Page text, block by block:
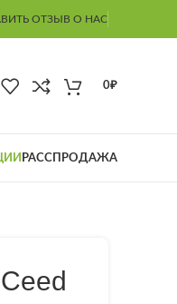
ОТЗЫВ О НАС
0₽
РАССПРОДАЖА